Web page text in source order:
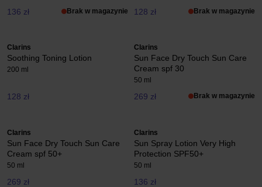
136 zł Brak w magazynie 128 zł Brak w magazynie
Clarins
Soothing Toning Lotion
200 ml
128 zł
Clarins
Sun Face Dry Touch Sun Care
Cream spf 30
50 ml
269 zł Brak w magazynie
Clarins
Sun Face Dry Touch Sun Care
Cream spf 50+
50 ml
269 zł
Clarins
Sun Spray Lotion Very High
Protection SPF50+
50 ml
136 zł